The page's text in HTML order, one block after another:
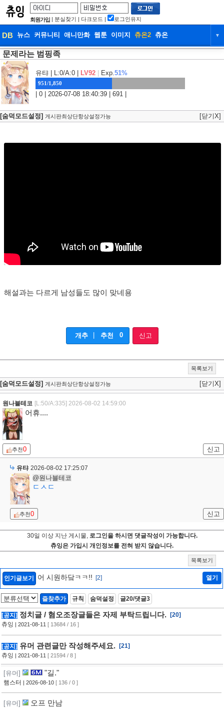
회원가입 | 분실찾기 | 다크모드 | 로그인유지
DB 뉴스 커뮤니티 애니만화 웹툰 이미지 츄온2 츄온 ▼
DB
웹툰 이미지
문제라는 범핑족
유탸 | L:0/A:0 | LV92 Exp.51%
951/1,850
| 0 | 2026-07-08 18:40:39 | 691 |
[숨덕모드설정] 게시판최상단항상설정가능 [닫기X]
해설과는 다르게 남성들도 많이 맞네용
개추 추천 0 신고
목록보기
[숨덕모드설정] 게시판최상단항상설정가능 [닫기X]
원나블테코 [L:50/A:335] 2026-08-02 14:59:00
어휴....
추천0 신고
유탸 2026-08-02 17:25:07
@원나블테코
ㄷㅅㄷ
추천0 신고
30일 이상 지난 게시물, 로그인을 하시면 댓글작성이 가능합니다.
츄잉은 가입시 개인정보를 전혀 받지 않습니다.
목록보기
인기글보기 어 시원하닼ㅋㅋ!! [2] 열기
즐찾추가 규칙 숨덕설정 글20/댓글3
[공지] 정치글 / 혐오조장글들은 자제 부탁드립니다.
[20]
츄잉 | 2021-08-11 [ 13684 / 16 ]
[공지] 유머 관련글만 작성해주세요.
[21]
츄잉 | 2021-08-11 [ 21594 / 8 ]
[유머] "길."
햄스터 | 2026-08-10 [ 136 / 0 ]
[유머] 오프 만남